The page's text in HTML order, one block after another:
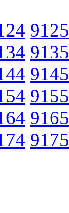
9125
9135
9145
9155
9165
9175